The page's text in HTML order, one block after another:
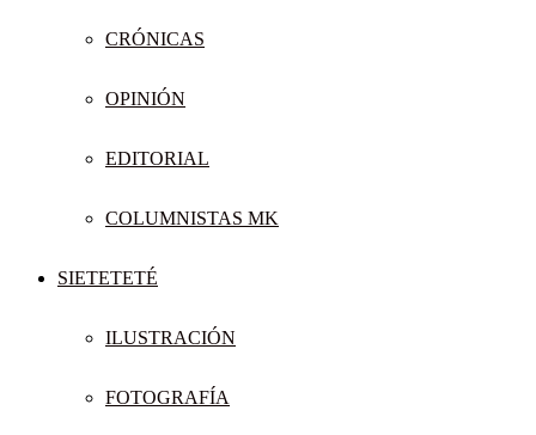
CRÓNICAS
OPINIÓN
EDITORIAL
COLUMNISTAS MK
SIETETETÉ
ILUSTRACIÓN
FOTOGRAFÍA